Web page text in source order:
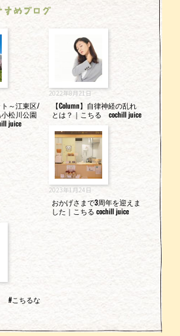
めブログ
～江東区/
松川公園
juice
2022年8月21日
【Column】自律神経の乱れ
とは？｜こちる cochill juice
2023年1月24日
おかげさまで3周年を迎えま
した｜こちる cochill juice
#こちるな